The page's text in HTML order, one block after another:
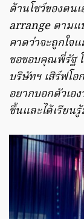
ด้านโชว์ของตน
arrange ตามแ
คาดว่าจะถูกใจ
ขอขอบคุณพี่รัฐ
บริษัทฯ เสิร์ฟโอ
อยากบอกตัวเอ
ขึ้นและได้เรีย